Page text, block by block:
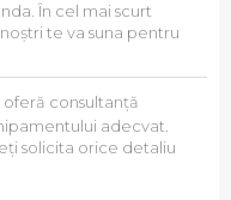
În cel mai scurt
te va suna pentru
oferă consultanță
adecvat.
solicita orice detaliu